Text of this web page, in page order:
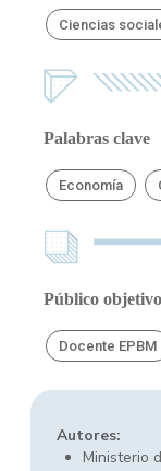
Ciencias
Palabras clave
Economía
Público objetivo
Docente EPBM
Autores:
Ministerio